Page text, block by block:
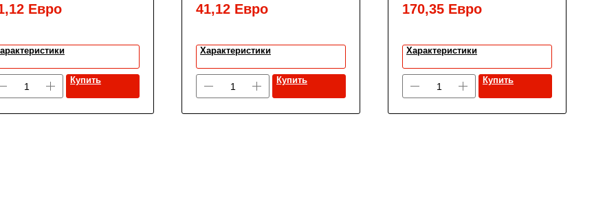
New
Евро
Купить
10(R1.5)X10X25X100, New
41,12 Евро
Характеристики
Купить
170,35 Евро
Характеристики
Купить